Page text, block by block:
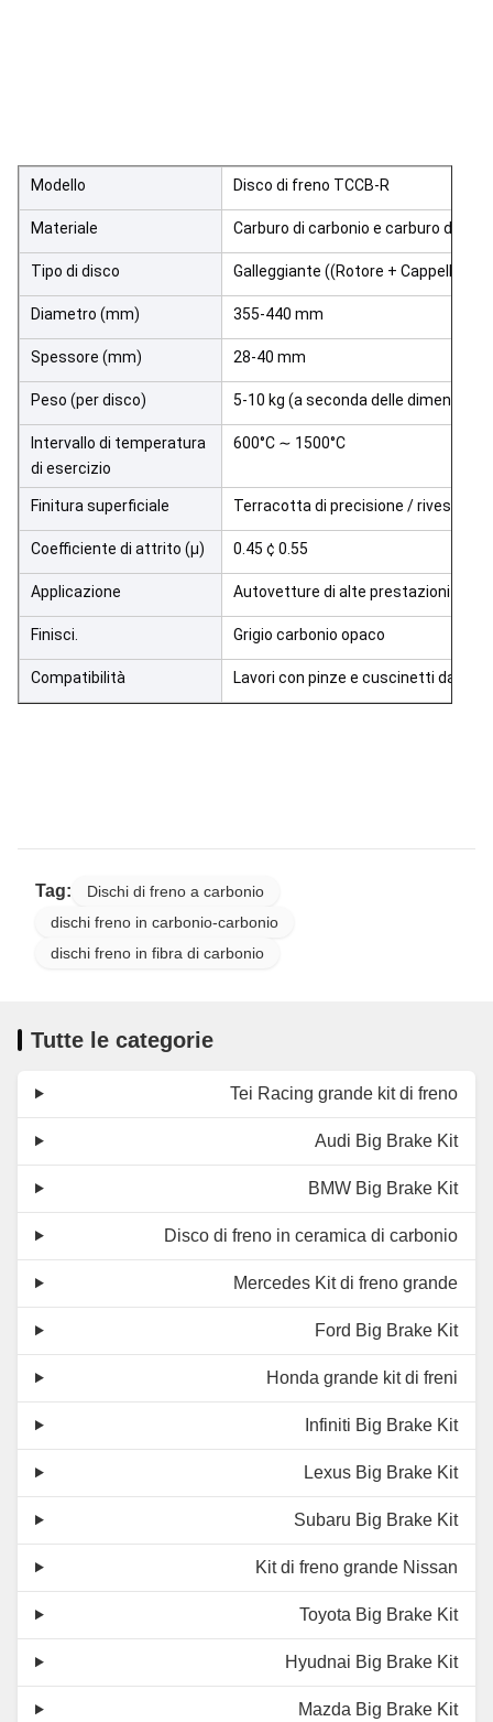
Modello Disco di freno TCCB-R
Materiale Carburo di carbonio e carburo di
Tipo di disco Galleggiante ((Rotore + Cappello)
Diametro (mm) 355-440 mm
Spessore (mm) 28-40 mm
Peso (per disco) 5-10 kg (a seconda delle dimensioni)
Intervallo di temperatura
di esercizio
600°C ∼ 1500°C
Finitura superficiale Terracotta di precisione /
Coefficiente di attrito (μ) 0.45 ¢ 0.55
Applicazione Autovetture di alte prestazioni /
Finisci. Grigio carbonio opaco
Compatibilità Lavori con pinze e cuscinetti da
Tag:
Dischi di freno a carbonio
dischi freno in carbonio-carbonio
dischi freno in fibra di carbonio
Tutte le categorie
Tei Racing grande kit di freno
Audi Big Brake Kit
BMW Big Brake Kit
Disco di freno in ceramica di carbonio
Mercedes Kit di freno grande
Ford Big Brake Kit
Honda grande kit di freni
Infiniti Big Brake Kit
Lexus Big Brake Kit
Subaru Big Brake Kit
Kit di freno grande Nissan
Toyota Big Brake Kit
Hyudnai Big Brake Kit
Mazda Big Brake Kit